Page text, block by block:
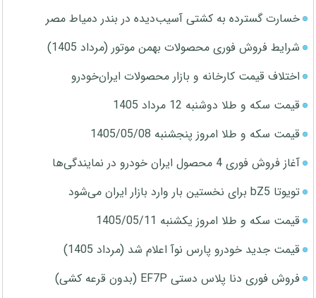
خسارت گسترده به کشتی آسیب‌دیده در بندر دمیاط مصر
شرایط فروش فوری محصولات بهمن موتور (مرداد 1405)
اختلاف قیمت کارخانه و بازار محصولات ایران‌خودرو
قیمت سکه و طلا دوشنبه 12 مرداد 1405
قیمت سکه و طلا امروز پنجشنبه 1405/05/08
آغاز فروش فوری 4 محصول ایران خودرو در نمایندگی‌ها
تویوتا bZ5 برای نخستین بار وارد بازار ایران می‌شود
قیمت سکه و طلا امروز یکشنبه 1405/05/11
قیمت جدید خودرو پارس نوآ اعلام شد (مرداد 1405)
فروش فوری دنا پلاس دستی EF7P (بدون قرعه کشی)